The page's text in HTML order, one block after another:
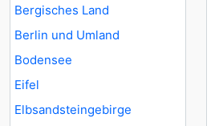
Bergisches Land
Berlin und Umland
Bodensee
Eifel
Elbsandsteingebirge